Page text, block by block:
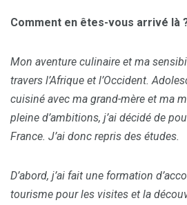
Comment en êtes-vous arrivé là
Mon aventure culinaire et ma
travers l’Afrique et l’Occident.
cuisiné avec ma grand-mère et ma
pleine d’ambitions, j’ai décidé de
France. J’ai donc repris des études.
D’abord, j’ai fait une formation
tourisme pour les visites et la